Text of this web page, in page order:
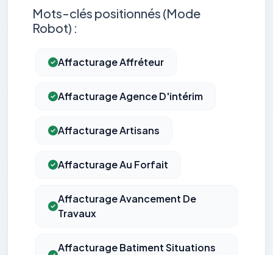
Mots-clés positionnés (Mode
Robot) :
Affacturage Affréteur
Affacturage Agence D'intérim
Affacturage Artisans
Affacturage Au Forfait
Affacturage Avancement De
Travaux
Affacturage Batiment Situations